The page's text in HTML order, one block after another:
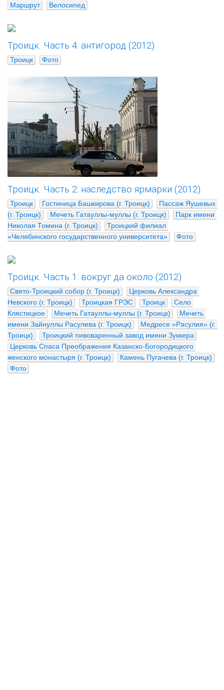
Маршрут
Велосипед
Троицк. Часть 4: антигород (2012)
Троицк Фото
Троицк. Часть 2: наследство ярмарки (2012)
Троицк Гостиница Башкирова (г. Троицк)
Пассаж Яушевых
(г. Троицк)
Мечеть Гатауллы-муллы (г. Троицк)
Парк имени
Николая Томина (г. Троицк)
Троицкий филиал
«Челябинского государственного университета»
Фото
Троицк. Часть 1: вокруг да около (2012)
Свято-Троицкий собор (г. Троицк)
Церковь Александра
Невского (г. Троицк)
Троицкая ГРЭС Троицк
Село
Клястицкое
Мечеть Гатауллы-муллы (г. Троицк)
Мечеть
имени Зайнуллы Расулева (г. Троицк)
Медресе «Расулия» (г.
Троицк)
Троицкий пивоваренный завод имени Зуккера
Церковь Спаса Преображения Казанско-Богородицкого
женского монастыря (г. Троицк)
Камень Пугачева (г. Троицк)
Фото